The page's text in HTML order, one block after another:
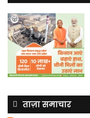
ताज़ा समाचार